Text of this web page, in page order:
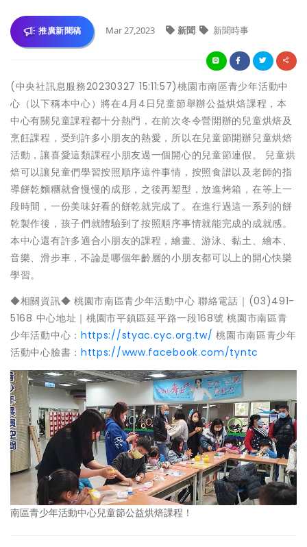
推廣新聞稿 Mar 27,2023 新聞 新聞時事
(中央社訊息服務20230327 15:11:57)桃園市南區青少年活動中
心（以下稱本中心）將在4月4日兒童節舉辦公益烘焙課程，本
中心有關兒童課程都十分熱門，在前次冬令營開辦的兒童烘焙及
烹飪課程，受到許多小朋友的熱愛，所以在兒童節開辦兒童烘焙
活動，讓喜愛這類課程小朋友過一個開心的兒童節連假。 兒童烘
焙可以讓兒童們學習按照順序這件事情，按照食譜以及老師的指
導餅乾麵糰就會慢慢的成形，之後再塑型，放進烤箱，在等上一
段時間，一份美味好看的餅乾就完成了。在進行過這一系列的餅
乾製作後，孩子們就體驗到了按照順序事情就能完成的成就感。
本中心還有許多適合小朋友的課程，繪畫、游泳、黏土、繪本、
音樂、滑步車，不論是哪個年齡層的小朋友都可以上的開心快樂
學習。
◆相關資訊◆ 桃園市南區青少年活動中心 聯絡電話｜(03)491-
5168 中心地址｜桃園市平鎮區延平路一段168號 桃園市南區青
少年活動中心： https://styac.cyc.org.tw/ 桃園市南區青少年
活動中心臉書： https://www.facebook.com/tyntc
南區青少年活動中心兒童節公益烘焙課程！